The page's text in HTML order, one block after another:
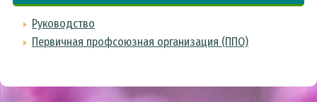
Руководство
Первичная профсоюзная организация (ППО)